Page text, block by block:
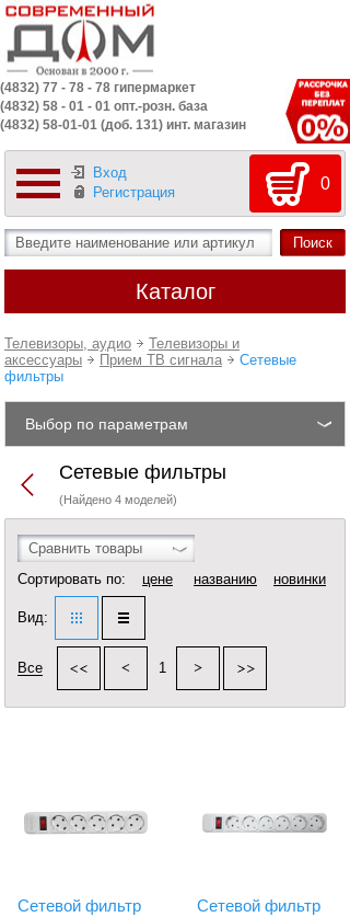
(4832) 77 - 78 - 78 гипермаркет
(4832) 58 - 01 - 01 опт.-розн. база
(4832) 58-01-01 (доб. 131) инт. магазин
Вход
Регистрация
0
Каталог
Телевизоры, аудио
Телевизоры и
аксессуары
Прием ТВ сигнала
Сетевые
фильтры
Выбор по параметрам
Сетевые фильтры
(Найдено 4 моделей)
Сравнить товары
Сортировать по:
цене названию новинки
Вид:
Все 1
Сетевой фильтр
Сетевой фильтр